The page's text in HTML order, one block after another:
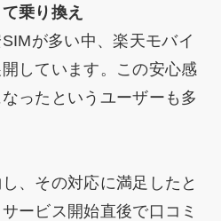
乗り換え
が多い中、楽天モバイ
しています。この安心感
ったというユーザーも多
、その対応に満足したと
ービス開始直後で口コミ